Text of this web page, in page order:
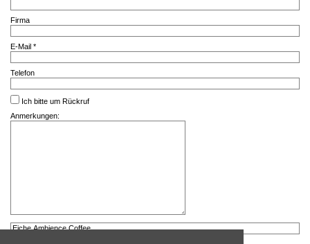
Firma
E-Mail *
Telefon
Ich bitte um Rückruf
Anmerkungen: